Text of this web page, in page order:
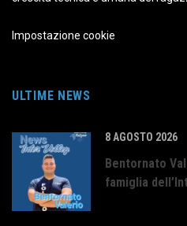
Impostazione cookie
ULTIME NEWS
8 AGOSTO 2026
Bentornato
famiglia